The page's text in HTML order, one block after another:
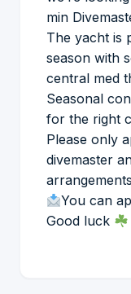
min
The yacht is
season with
central med
Seasonal
for the right
Please only
divemaster
You can
Good luck